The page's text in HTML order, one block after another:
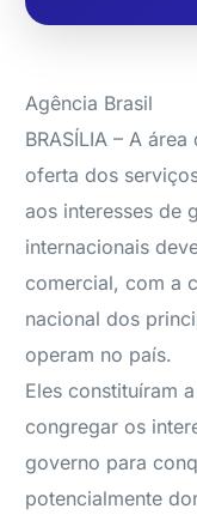
Agência Brasil
BRASÍLIA – A
oferta dos
aos interesses de
internacionais
comercial, com a
nacional dos
operam no país.
Eles constituíram
congregar os
governo para
potencialmente